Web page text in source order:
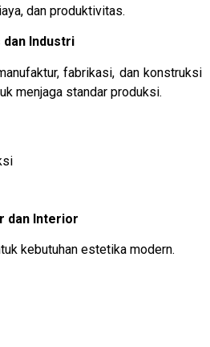
dan produktivitas.
dan Industri
fabrikasi, dan konstruksi
menjaga standar produksi.
dan Interior
kebutuhan estetika modern.